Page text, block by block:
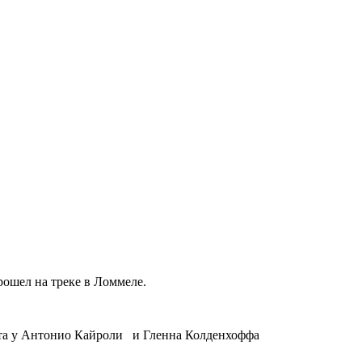
на треке в Ломмеле.
у Антонио Кайроли и Гленна Колденхоффа